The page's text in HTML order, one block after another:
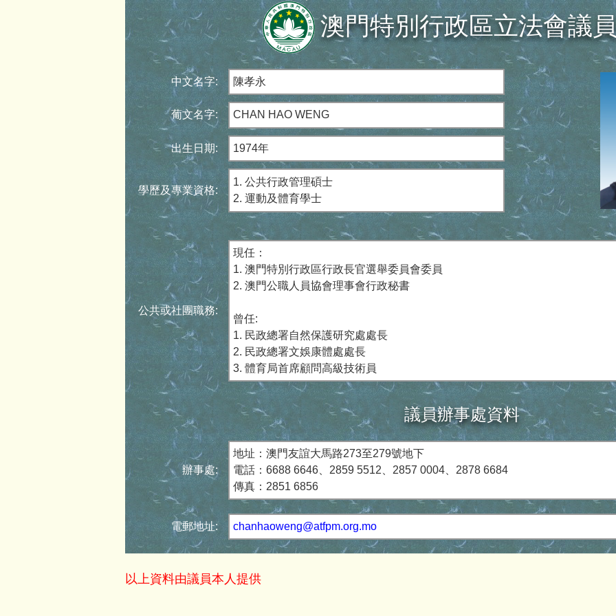
澳門特別行政區立法會議
中文名字: 陳孝永
葡文名字: CHAN HAO WENG
出生日期: 1974年
學歷及專業資格:
1. 公共行政管理碩士
2. 運動及體育學士
公共或社團職務:
現任：
1. 澳門特別行政區行政長官選舉委員會委員
2. 澳門公職人員協會理事會行政秘書
曾任:
1. 民政總署自然保護研究處處長
2. 民政總署文娛康體處處長
3. 體育局首席顧問高級技術員
議員辦事處資料
辦事處:
地址：澳門友誼大馬路273至279號地下
電話：6688 6646、2859 5512、2857 0004、2878 6684
傳真：2851 6856
電郵地址: chanhaoweng@atfpm.org.mo
以上資料由議員本人提供